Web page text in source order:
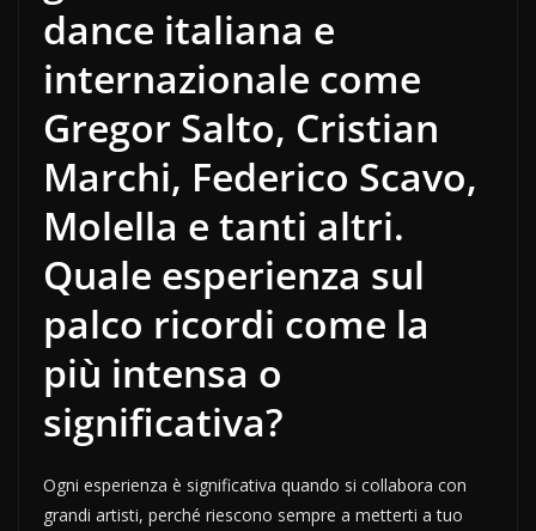
dance italiana e
internazionale come
Gregor Salto, Cristian
Marchi, Federico Scavo,
Molella e tanti altri.
Quale esperienza sul
palco ricordi come la
più intensa o
significativa?
Ogni esperienza è significativa quando si collabora con
grandi artisti, perché riescono sempre a metterti a tuo